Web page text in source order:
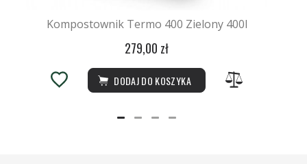
Kompostownik Termo 400 Zielony 400l
279,00 zł
DODAJ DO KOSZYKA